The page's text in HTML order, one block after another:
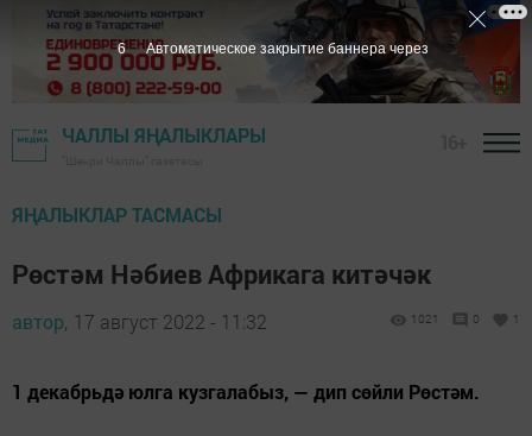
ЧАЛЛЫ ЯҢАЛЫКЛАРЫ
ЯҢАЛЫКЛАР ТАСМАСЫ
Рөстәм Нәбиев Африкага китәчәк
автор, 17 август 2022 - 11:32 1021 0 1
1 декабрьдә юлга кузгалабыз, — дип сөйли Рөстәм.
5 Автоматическое закрытие баннера через